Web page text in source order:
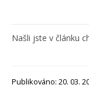
Našli jste v článku
Publikováno: 20. 03.